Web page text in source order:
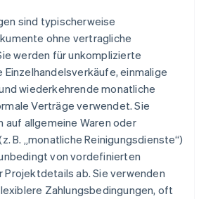
sind typischerweise
ohne vertragliche
werden für unkomplizierte
Einzelhandelsverkäufe, einmalige
wiederkehrende monatliche
Verträge verwendet. Sie
auf allgemeine Waren oder
B. „monatliche Reinigungsdienste“)
von vordefinierten
Projektdetails ab. Sie verwenden
Zahlungsbedingungen, oft